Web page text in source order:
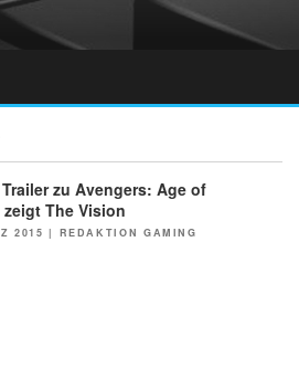
zu Avengers: Age of
The Vision
2015 | REDAKTION GAMING